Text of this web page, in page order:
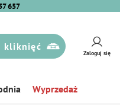
657
kliknięć
Zaloguj się
Wyprzedaż